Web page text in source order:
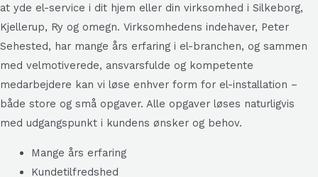
at yde el-service i dit hjem eller din virksomhed i Silkeborg,
Kjellerup, Ry og omegn. Virksomhedens indehaver, Peter
Sehested, har mange års erfaring i el-branchen, og sammen
med velmotiverede, ansvarsfulde og kompetente
medarbejdere kan vi løse enhver form for el-installation –
både store og små opgaver. Alle opgaver løses naturligvis
med udgangspunkt i kundens ønsker og behov.​
Mange års erfaring
Kundetilfredshed